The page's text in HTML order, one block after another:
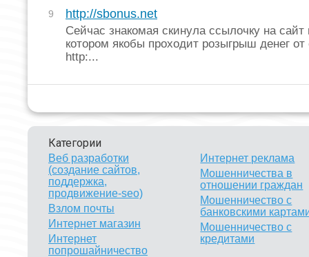
9 http://sbonus.net
Сейчас знакомая скинула ссылочку на сайт
котором якобы проходит розыгрыш денег от
http:...
Категории
Веб разработки
(создание сайтов,
поддержка,
продвижение-seo)
Взлом почты
Интернет магазин
Интернет
попрошайничество
Интернет реклама
Мошенничества в
отношении граждан
Мошенничество с
банковскими
Мошенничество с
кредитами